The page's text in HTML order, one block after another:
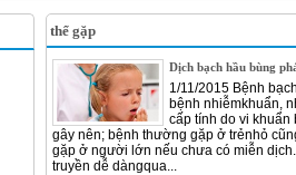
thể gặp
Dịch bạch hầu bùng
1/11/2015 Bệnh
bệnh nhiễmkhuẩn,
cấp tính do vi khuẩn
gây nên; bệnh thường gặp ở trẻnhỏ
gặp ở người lớn nếu chưa có miễn
truyền dễ dàngqua...